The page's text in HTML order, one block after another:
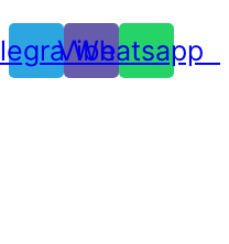
Viber
Whatsapp